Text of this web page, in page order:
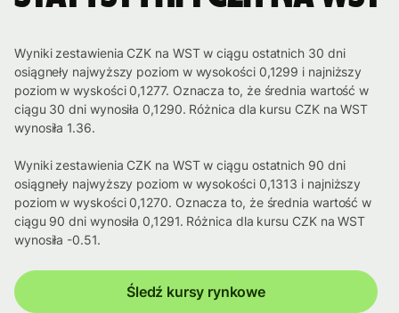
Wyniki zestawienia CZK na WST w ciągu ostatnich 30 dni
osiągneły najwyższy poziom w wysokości 0,1299 i najniższy
poziom w wyskości 0,1277. Oznacza to, że średnia wartość w
ciągu 30 dni wynosiła 0,1290. Różnica dla kursu CZK na WST
wynosiła 1.36.
Wyniki zestawienia CZK na WST w ciągu ostatnich 90 dni
osiągneły najwyższy poziom w wysokości 0,1313 i najniższy
poziom w wyskości 0,1270. Oznacza to, że średnia wartość w
ciągu 90 dni wynosiła 0,1291. Różnica dla kursu CZK na WST
wynosiła -0.51.
Śledź kursy rynkowe